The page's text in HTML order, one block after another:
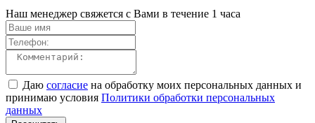
Наш менеджер свяжется с Вами в течение 1 часа
Даю согласие на обработку моих персональных данных и
принимаю условия Политики обработки персональных
данных